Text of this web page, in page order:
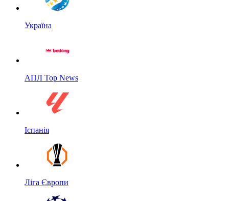
Україна
АПЛ Top News
Іспанія
Ліга Європи